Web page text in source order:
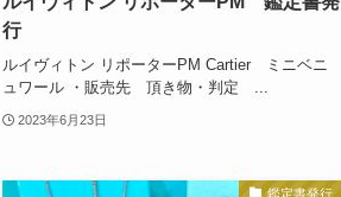
行
ルイヴィトン リポーターPM Cartier ミニベニ
ュワール ・販売先 頂き物・判定 ...
2023年6月23日
鑑定書発行